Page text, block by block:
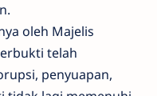
oleh Majelis
telah
penyuapan,